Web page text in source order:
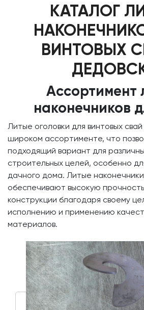
КАТАЛОГ
ВИНТОВЫХ
Ассортимент
наконечников
Литые оголовки для винтовых
широком ассортименте, что
подходящий вариант для
строительных целей, особенно
дачного дома. Литые
обеспечивают высокую
конструкции благодаря своему
исполнению и применению
материалов.